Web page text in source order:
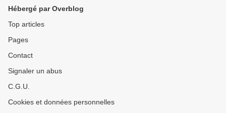
Hébergé par Overblog
Top articles
Pages
Contact
Signaler un abus
C.G.U.
Cookies et données personnelles